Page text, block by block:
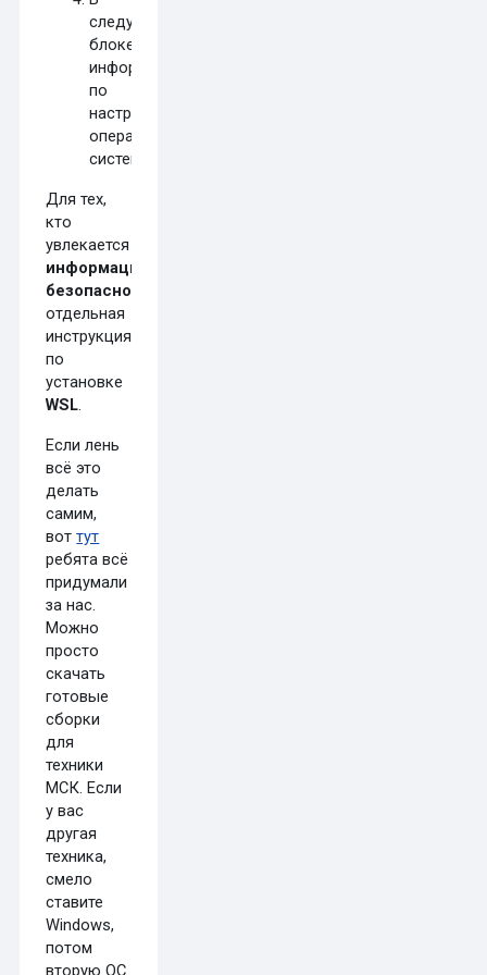
следующем
блоке
информация
по
настройке
операционных
систем.
Для тех,
кто
увлекается
информационной
безопасностью
отдельная
инструкция
по
установке
WSL.
Если лень
всё это
делать
самим,
воттут
ребята всё
придумали
за нас.
Можно
просто
скачать
готовые
сборки
для
техники
МСК. Если
у вас
другая
техника,
смело
ставите
Windows,
потом
вторую ОС